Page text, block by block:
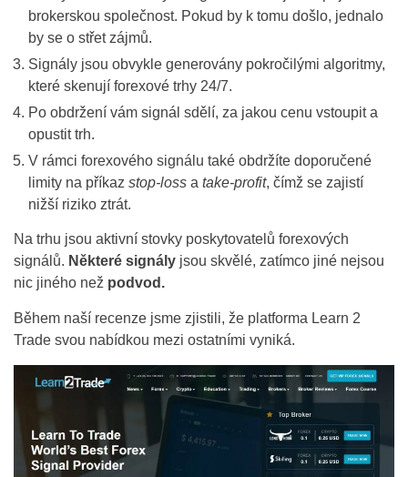
brokerskou společnost. Pokud by k tomu došlo, jednalo
by se o střet zájmů.
Signály jsou obvykle generovány pokročilými algoritmy,
které skenují forexové trhy 24/7.
Po obdržení vám signál sdělí, za jakou cenu vstoupit a
opustit trh.
V rámci forexového signálu také obdržíte doporučené
limity na příkaz stop-lossa take-profit, čímž se zajistí
nižší riziko ztrát.
Na trhu jsou aktivní stovky poskytovatelů forexových
signálů. Některé signály jsou skvělé, zatímco jiné nejsou
nic jiného než podvod.
Během naší recenze jsme zjistili, že platforma Learn 2
Trade svou nabídkou mezi ostatními vyniká.